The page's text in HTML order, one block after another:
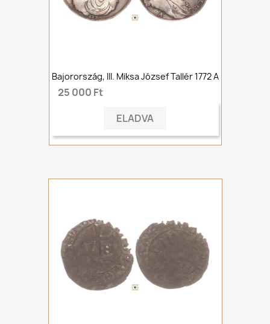
Bajorország, III. Miksa József Tallér 1772 A
25 000 Ft
ELADVA